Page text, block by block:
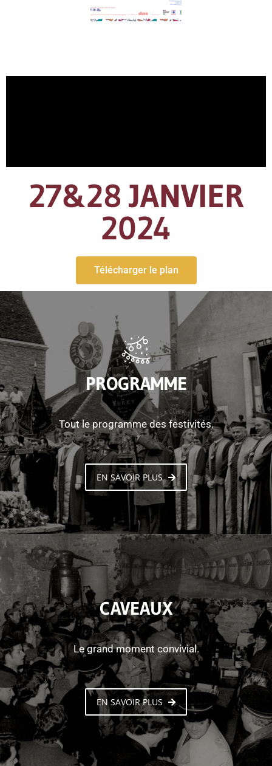
27&28 JANVIER
2024
Télécharger le plan
PROGRAMME
Tout le programme des festivités.
EN SAVOIR PLUS
CAVEAUX
Le grand moment convivial.
EN SAVOIR PLUS